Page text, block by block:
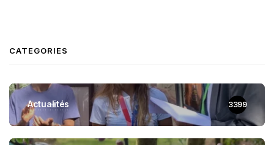
CATEGORIES
Actualités 3399